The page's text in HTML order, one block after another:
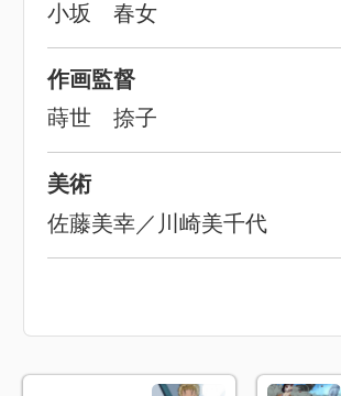
小坂 春女
作画監督
蒔世 捺子
美術
佐藤美幸／川崎美千代